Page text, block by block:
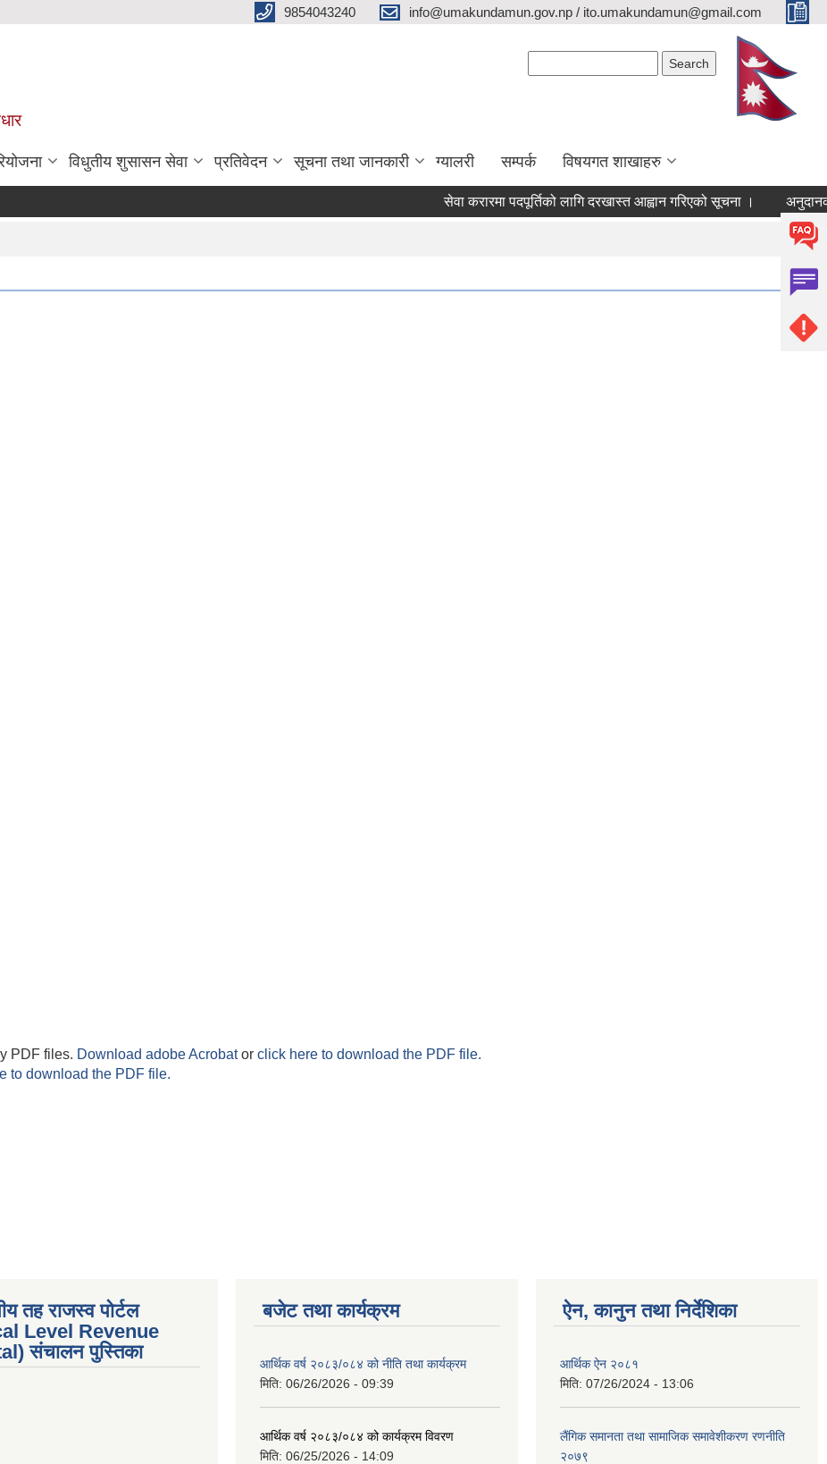
9854043240 info@umakundamun.gov.np / ito.umakundamun@gmail.com
विधुतीय शुसासन सेवा प्रतिवेदन सूचना तथा जानकारी ग्यालरी सम्पर्क विषयगत शाखाहरु
सेवा करारमा पदपूर्तिको लागि दरखास्त आह्वान गरिएको सूचना । अनुदानको
PDF files. Download adobe Acrobator click here to download the PDF file.
to download the PDF file.
तह राजस्व पोर्टल
Level Revenue
संचालन पुस्तिका
बजेट तथा कार्यक्रम
आर्थिक वर्ष २०८३/०८४ को नीति तथा कार्यक्रम
मिति: 06/26/2026 - 09:39
आर्थिक वर्ष २०८३/०८४ को कार्यक्रम विवरण
मिति: 06/25/2026 - 14:09
ऐन, कानुन तथा निर्देशिका
आर्थिक ऐन २०८१
मिति: 07/26/2024 - 13:06
लैंगिक समानता तथा सामाजिक समावेशीकरण रणनीति
२०७९